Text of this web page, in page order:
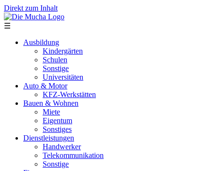
Direkt zum Inhalt
☰
Ausbildung
Kindergärten
Schulen
Sonstige
Universitäten
Auto & Motor
KFZ-Werkstätten
Bauen & Wohnen
Miete
Eigentum
Sonstiges
Dienstleistungen
Handwerker
Telekommunikation
Sonstige